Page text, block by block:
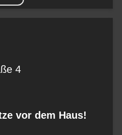
4
vor dem Haus!